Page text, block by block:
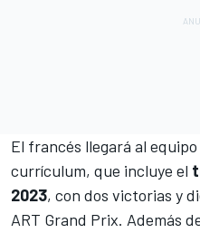
El francés llegará al
currículum, que incluye el
2023, con dos victorias y
ART Grand Prix. Además